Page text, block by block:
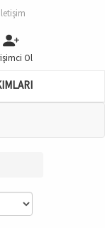
İletişim
Ol